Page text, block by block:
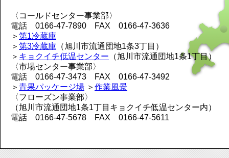
〈コールドセンター事業部〉
電話 0166-47-7890 FAX 0166-47-3636
＞ 第1冷蔵庫
＞ 第3冷蔵庫 （旭川市流通団地1条3丁目）
＞ キョクイチ低温センター （旭川市流通団地1条1丁目）
〈市場センター事業部〉
電話 0166-47-3473 FAX 0166-47-3492
＞ 青果パッケージ場 ＞ 作業風景
〈フローズン事業部〉
（旭川市流通団地1条1丁目キョクイチ低温センター内）
電話 0166-47-5678 FAX 0166-47-5611